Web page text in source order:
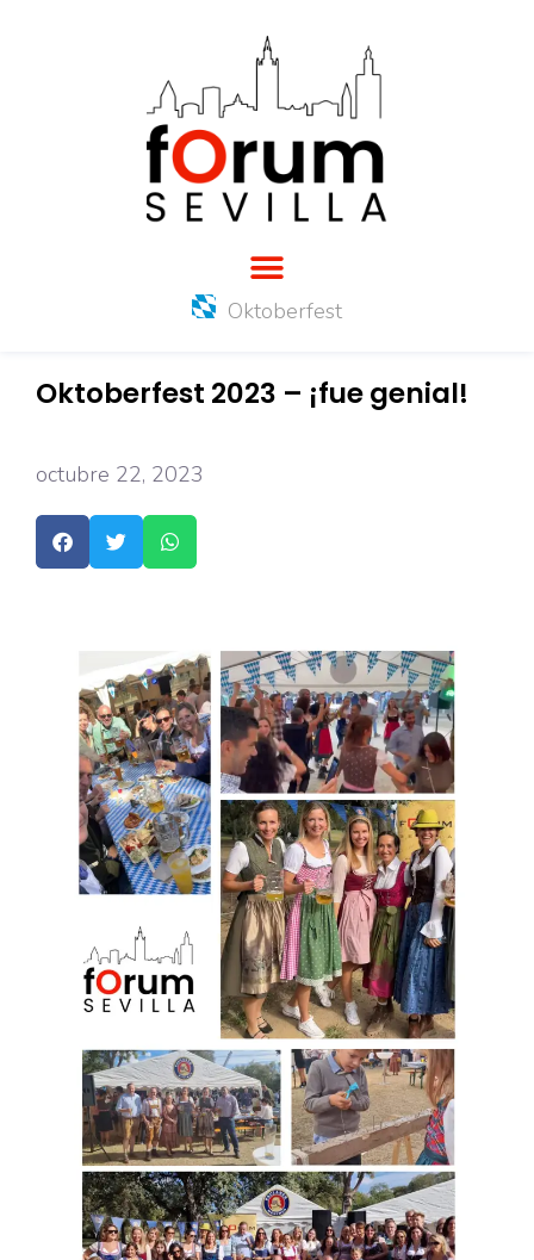
Oktoberfest
Oktoberfest 2023 – ¡fue genial!
octubre 22, 2023